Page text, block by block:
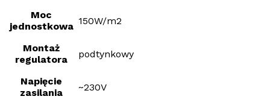
Moc
jednostkowa 150W/m2
Montaż
regulatora
podtynkowy
Napięcie
zasilania
~230V